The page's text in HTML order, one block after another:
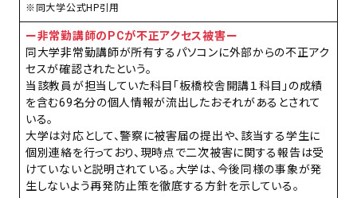
※同大学公式HP引用
ー非常勤講師のPCが不正アクセス被害ー
同大学非常勤講師が所有するパソコンに外部からの不正アク
セスが確認されたという。
当該教員が担当していた科目「板橋校舎開講１科目」の成績
を含む69名分の個人情報が流出したおそれがあるとされて
いる。
大学は対応として、警察に被害届の提出や、該当する学生に
個別連絡を行っており、現時点で二次被害に関する報告は受
けていないと説明されている。大学は、今後同様の事象が発
生しないよう再発防止策を徹底する方針を示している。